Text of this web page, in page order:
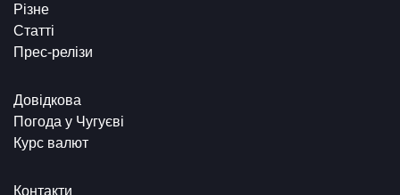
Різне
Статті
Прес-релізи
Довідкова
Погода у Чугуєві
Курс валют
Контакти